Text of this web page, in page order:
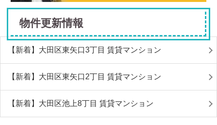
物件更新情報
【新着】大田区東矢口3丁目 賃貸マンション
【新着】大田区東矢口2丁目 賃貸マンション
【新着】大田区池上8丁目 賃貸マンション